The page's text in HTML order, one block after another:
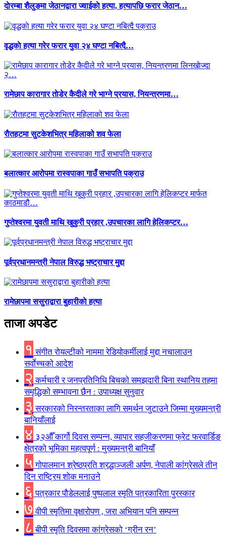
दाेरम्बा शैलुङमा जेठानद्वारा ज्वाईकाे हत्या, हत्यापछि फरार जेठान…
वृद्धकाे हत्या गरेर फरार युवा २४ घण्टा नबित्दै…
रामेछाप कारागार ताेडेर कैदीले गरे भाग्ने प्रयास, नियन्त्रणमा…
राैतहटमा सुटकेशभित्र महिलाको शव फेला
बलात्कार आरोपमा रास्वपाका गाउँ सभापति पक्राउ
गुप्तेश्वरमा युवती माथि खुकुरी प्रहार ,उपचारका लागि हेलिकप्टर…
पूर्वप्रधानमन्त्री नेपाल विरुद्ध भष्ट्राचार मुद्दा
रामेछापमा ससुराद्वारा बुहारीकाे हत्या
ताजा अपडेट
१ संगीत राेयल्टीकाे नाममा रेडियोकर्मीलाई मुद्दा नचालाउन
सर्वाेच्चकाे आदेश
२ कर्मचारी र जनप्रतिनिधि बिचकाे समझदारी बिना स्थानिय तहमा
समृद्धिकाे सम्भावना छैन : उपाध्यक्ष सुनुवार
३ सरकारको निरन्तरताका लागि समर्थन जुटाउने जिम्मा मुख्यमन्त्री
बानियाँलाई
४ ३२औँ कार्गो दिवस सम्पन्न, व्यापार सहजीकरणमा फ्रेट फरवार्डिङ
क्षेत्रको भूमिका महत्वपूर्ण : मुख्यमन्त्री बानियाँ
५ गोपालमान श्रेष्ठप्रति श्रद्धाञ्जली अर्पण, नेपाली कांग्रेसले तीन
दिन राष्ट्रिय शोक मनाउने
६ पत्रकार पौडेललाई पुष्पलाल स्मृति पत्रकारिता पुरस्कार
७ वीपी स्मृतिमा वृक्षारोपण , जरा अभियान पनि सम्पन्न
८ बीपी स्मृति दिवसमा कांग्रेसको ‘ग्रीन रन’